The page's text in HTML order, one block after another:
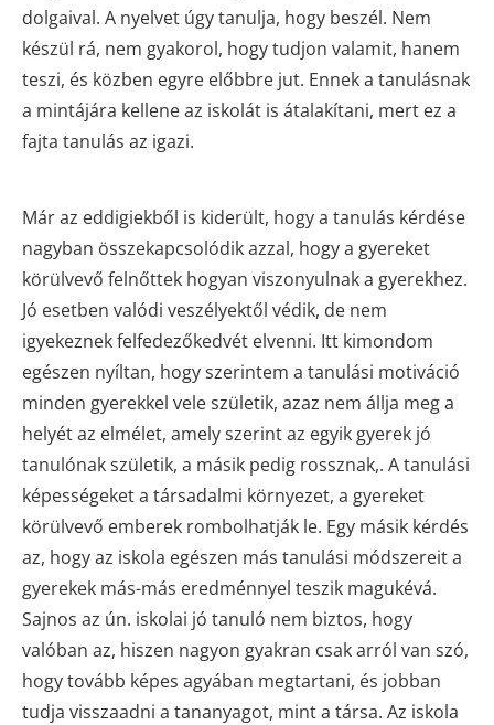
dolgaival. A nyelvet úgy tanulja, hogy beszél. Nem
készül rá, nem gyakorol, hogy tudjon valamit, hanem
teszi, és közben egyre előbbre jut. Ennek a tanulásnak
a mintájára kellene az iskolát is átalakítani, mert ez a
fajta tanulás az igazi.
Már az eddigiekből is kiderült, hogy a tanulás kérdése
nagyban összekapcsolódik azzal, hogy a gyereket
körülvevő felnőttek hogyan viszonyulnak a gyerekhez.
Jó esetben valódi veszélyektől védik, de nem
igyekeznek felfedezőkedvét elvenni. Itt kimondom
egészen nyíltan, hogy szerintem a tanulási motiváció
minden gyerekkel vele születik, azaz nem állja meg a
helyét az elmélet, amely szerint az egyik gyerek jó
tanulónak születik, a másik pedig rossznak,. A tanulási
képességeket a társadalmi környezet, a gyereket
körülvevő emberek rombolhatják le. Egy másik kérdés
az, hogy az iskola egészen más tanulási módszereit a
gyerekek más-más eredménnyel teszik magukévá.
Sajnos az ún. iskolai jó tanuló nem biztos, hogy
valóban az, hiszen nagyon gyakran csak arról van szó,
hogy tovább képes agyában megtartani, és jobban
tudja visszaadni a tananyagot, mint a társa. Az iskola